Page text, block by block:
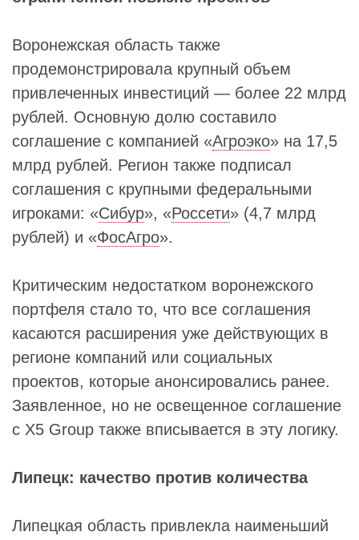
Воронежская область также
продемонстрировала крупный объем
привлеченных инвестиций — более 22 млрд
рублей. Основную долю составило
соглашение с компанией «Агроэко» на 17,5
млрд рублей. Регион также подписал
соглашения с крупными федеральными
игроками: «Сибур», «Россети» (4,7 млрд
рублей) и «ФосАгро».
Критическим недостатком воронежского
портфеля стало то, что все соглашения
касаются расширения уже действующих в
регионе компаний или социальных
проектов, которые анонсировались ранее.
Заявленное, но не освещенное соглашение
с X5 Group также вписывается в эту логику.
Липецк: качество против количества
Липецкая область привлекла наименьший